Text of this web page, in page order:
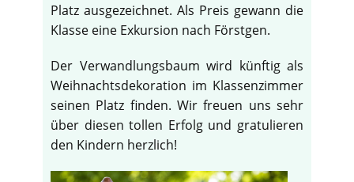
Platz ausgezeichnet. Als Preis gewann die
Klasse eine Exkursion nach Förstgen.
Der Verwandlungsbaum wird künftig als
Weihnachtsdekoration im Klassenzimmer
seinen Platz finden. Wir freuen uns sehr
über diesen tollen Erfolg und gratulieren
den Kindern herzlich!